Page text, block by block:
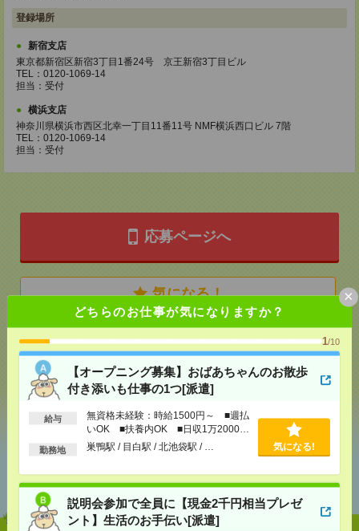
どちらのお仕事が気になりますか？
1/10
【オープニング募集】おばあちゃんのお散歩
付き添いも仕事の1つ[派遣]
給与
無資格未経験：時給1500円～ ■週払
いOK ■扶養内OK ■日収1万2000円
以上
勤務地 巣鴨駅 / 目白駅 / 北池袋駅 / … 気になる!
説明会参加で全員に【現金2千円相当プレゼ
ント】生活のお手伝い[派遣]
×
登録場所
新宿支店
東京都新宿区新宿3丁目1番24号 京王新宿3丁目ビル
TEL：0120-1069-14
担当：受付
横浜支店
神奈川県横浜市西区北幸一丁目11番11号 NMF横浜西口ビル 7階
TEL：0120-1069-14
担当：受付
応募ページへ
気になる！
メールで送る LINEで送る
シェア
おすすめ